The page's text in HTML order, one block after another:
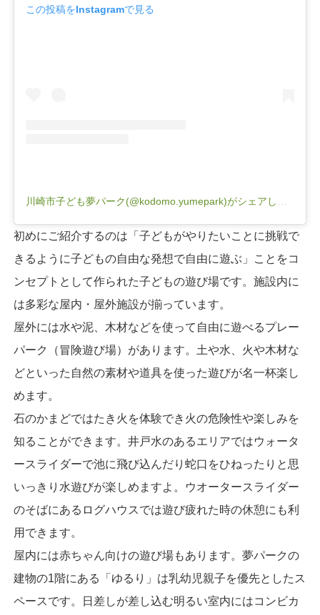
この投稿をInstagramで見る
初めにご紹介するのは「子どもがやりたいことに挑戦で
きるように子どもの自由な発想で自由に遊ぶ」ことをコ
ンセプトとして作られた子どもの遊び場です。施設内に
は多彩な屋内・屋外施設が揃っています。
屋外には水や泥、木材などを使って自由に遊べるプレー
パーク（冒険遊び場）があります。土や水、火や木材な
どといった自然の素材や道具を使った遊びが名一杯楽し
めます。
石のかまどではたき火を体験でき火の危険性や楽しみを
知ることができます。井戸水のあるエリアではウォータ
ースライダーで池に飛び込んだり蛇口をひねったりと思
いっきり水遊びが楽しめますよ。ウオータースライダー
のそばにあるログハウスでは遊び疲れた時の休憩にも利
用できます。
屋内には赤ちゃん向けの遊び場もあります。夢パークの
建物の1階にある「ゆるり」は乳幼児親子を優先としたス
ペースです。日差しが差し込む明るい室内にはコンビカ